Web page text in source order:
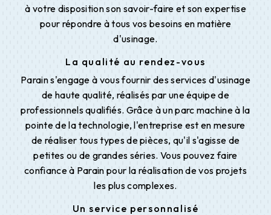
à votre disposition son savoir-faire et son expertise
pour répondre à tous vos besoins en matière
d'usinage.
La qualité au rendez-vous
Parain s'engage à vous fournir des services d'usinage
de haute qualité, réalisés par une équipe de
professionnels qualifiés. Grâce à un parc machine à la
pointe de la technologie, l'entreprise est en mesure
de réaliser tous types de pièces, qu'il s'agisse de
petites ou de grandes séries. Vous pouvez faire
confiance à Parain pour la réalisation de vos projets
les plus complexes.
Un service personnalisé